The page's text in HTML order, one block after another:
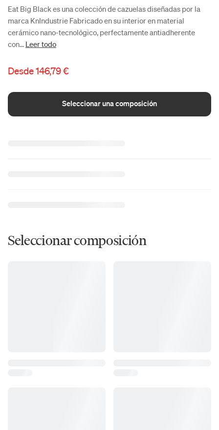
Eat Big Black es una colección de cazuelas diseñadas por la
marca KnIndustrie Fabricado en su interior en material
cerámico nano-tecnológico, perfectamente antiadherente
con... Leer todo
Desde146,79 €
Seleccionar una composición
Seleccionar composición